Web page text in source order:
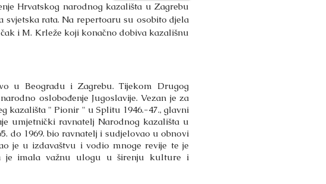
Hrvatskog narodnog kazališta u Zagrebu
svjetska rata. Na repertoaru su osobito djela
i M. Krleže koji konačno dobiva kazališnu
u Beogradu i Zagrebu. Tijekom Drugog
oslobođenje Jugoslavije. Vezan je za
kazališta " Pionir " u Splitu 1946.-47., glavni
umjetnički ravnatelj Narodnog kazališta u
do 1969. bio ravnatelj i sudjelovao u obnovi
je u izdavaštvu i vodio mnoge revije te je
je imala važnu ulogu u širenju kulture i